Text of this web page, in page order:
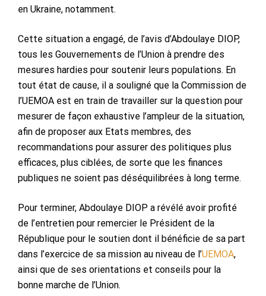
en Ukraine, notamment.
Cette situation a engagé, de l’avis d’Abdoulaye DIOP,
tous les Gouvernements de l’Union à prendre des
mesures hardies pour soutenir leurs populations. En
tout état de cause, il a souligné que la Commission de
l’UEMOA est en train de travailler sur la question pour
mesurer de façon exhaustive l’ampleur de la situation,
afin de proposer aux Etats membres, des
recommandations pour assurer des politiques plus
efficaces, plus ciblées, de sorte que les finances
publiques ne soient pas déséquilibrées à long terme.
Pour terminer, Abdoulaye DIOP a révélé avoir profité
de l’entretien pour remercier le Président de la
République pour le soutien dont il bénéficie de sa part
dans l’exercice de sa mission au niveau de l’UEMOA,
ainsi que de ses orientations et conseils pour la
bonne marche de l’Union.